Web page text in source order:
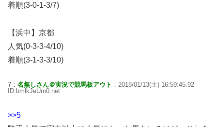
着順(3-0-1-3/7)
【浜中】京都
人気(0-3-3-4/10)
着順(3-1-3-3/10)
7： 名無しさん＠実況で競馬板アウト ：2018/01/13(土) 16:59:45.92
ID:bmlkJeUm0.net
>>5